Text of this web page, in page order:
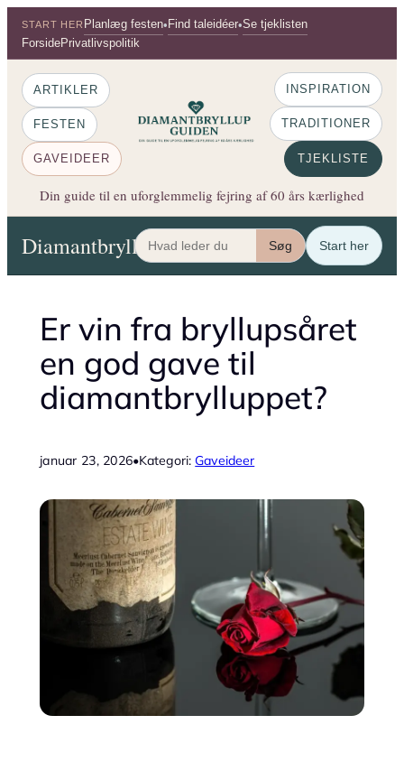
Spring
indhold
START HER Planlæg festen• Find taleidéer•Se tjeklisten
ForsidePrivatlivspolitik
ARTIKLER
FESTEN
GAVEIDEER
INSPIRATION
TRADITIONER
TJEKLISTE
Din guide til en uforglemmelig fejring af 60 års kærlighed
Diamantbryllup Guiden Artikler Festen
Søg Start her
Er vin fra bryllupsåret
en god gave til
diamantbrylluppet?
januar 23, 2026•Kategori: Gaveideer